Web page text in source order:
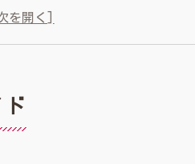
識・省エネ・サステナビリ
トレンドや今後の方向性